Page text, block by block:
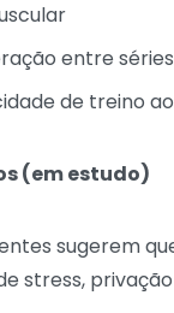
entre séries
de treino
(em estudo)
sugerem
stress,